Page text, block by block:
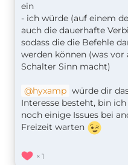
ein
- ich würde (auf einem
auch die dauerhafte
sodass die die Befehle
werden können (was
Schalter Sinn macht)
hyxamp würde dir
Interesse besteht, bin
noch einige Issues bei
Freizeit warten
1